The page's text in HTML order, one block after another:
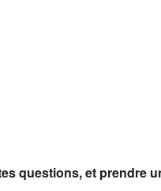
questions, et prendre